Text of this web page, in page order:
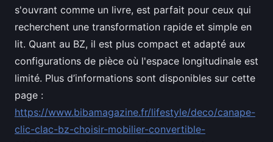
s'ouvrant comme un livre, est parfait pour ceux qui
recherchent une transformation rapide et simple en
lit. Quant au BZ, il est plus compact et adapté aux
configurations de pièce où l'espace longitudinale est
limité. Plus d’informations sont disponibles sur cette
page :
https://www.bibamagazine.fr/lifestyle/deco/canape-
clic-clac-bz-choisir-mobilier-convertible-